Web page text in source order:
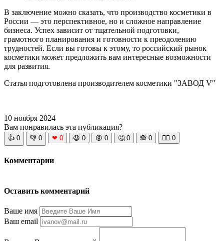
В заключение можно сказать, что производство косметики в
России — это перспективное, но и сложное направление
бизнеса. Успех зависит от тщательной подготовки,
грамотного планирования и готовности к преодолению
трудностей. Если вы готовы к этому, то российский рынок
косметики может предложить вам интересные возможности
для развития.
Статья подготовлена производителем косметики "ЗАВОД V"
10 ноября 2024
Вам понравилась эта публикация?
👍 0 👎 0 ❤ 0 😆 0 😡 0 🤔 0 🙈 0 🧘‍♀️ 0
Комментарии
Оставить комментарий
Ваше имя
Ваш email